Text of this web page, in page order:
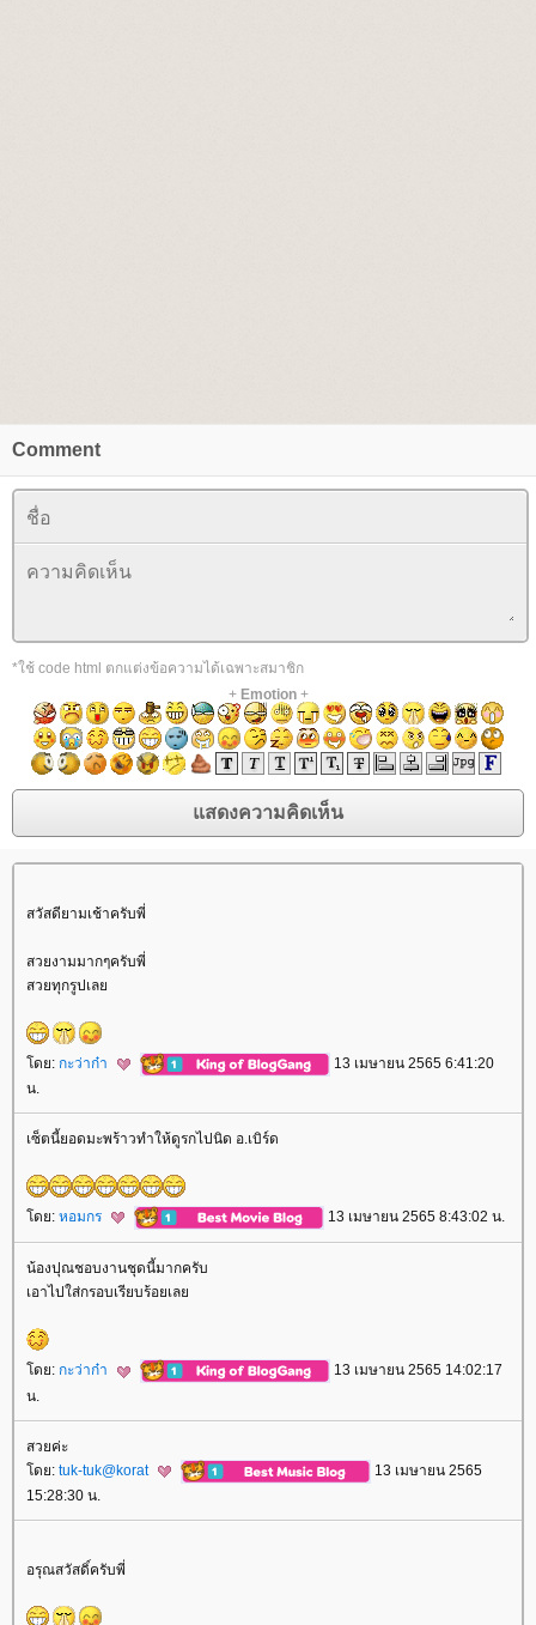
Comment
*ใช้ code html ตกแต่งข้อความได้เฉพาะสมาชิก
+ Emotion+
สวัสดียามเช้าครับพี่
สวยงามมากๆครับพี่
สวยทุกรูปเล
ดย: กะว่าก๋า
13 เมษายน 2565 6:41:20
น.
เซ็ตนี้ยอดมะพร้าวทำให้ดูรกไปนิด อ.เบิร์ด
ดย: หอมกร 13 เมษายน 2565 8:43:02 น.
น้องปุณชอบงานชุดนี้มากครับ
เอาไปใส่กรอบเรียบร้อยเล
ดย: กะว่าก๋า
13 เมษายน 2565 14:02:17
น.
สวยค่ะ
ดย: tuk-tuk@korat
13 เมษายน 2565
15:28:30 น.
อรุณสวัสดิ์ครับพี่